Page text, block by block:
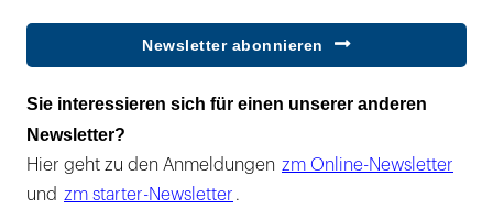
Newsletter abonnieren
Sie interessieren sich für einen unserer anderen
Newsletter?
Hier geht zu den Anmeldungen zm Online-Newsletter
und zm starter-Newsletter .